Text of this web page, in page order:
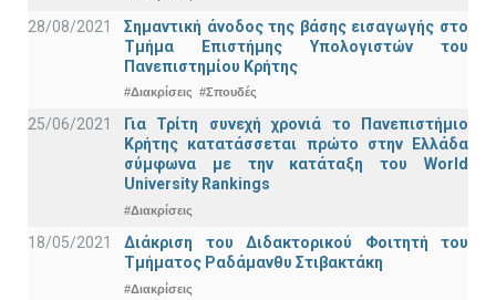
28/08/2021
Σημαντική άνοδος της βάσης εισαγωγής στο
Τμήμα Επιστήμης Υπολογιστών του
Πανεπιστημίου Κρήτης
#Διακρίσεις #Σπουδές
25/06/2021
Για Τρίτη συνεχή χρονιά το Πανεπιστήμιο
Κρήτης κατατάσσεται πρώτο στην Ελλάδα
σύμφωνα με την κατάταξη του World
University Rankings
#Διακρίσεις
18/05/2021
Διάκριση του Διδακτορικού Φοιτητή του
Τμήματος Ραδάμανθυ Στιβακτάκη
#Διακρίσεις